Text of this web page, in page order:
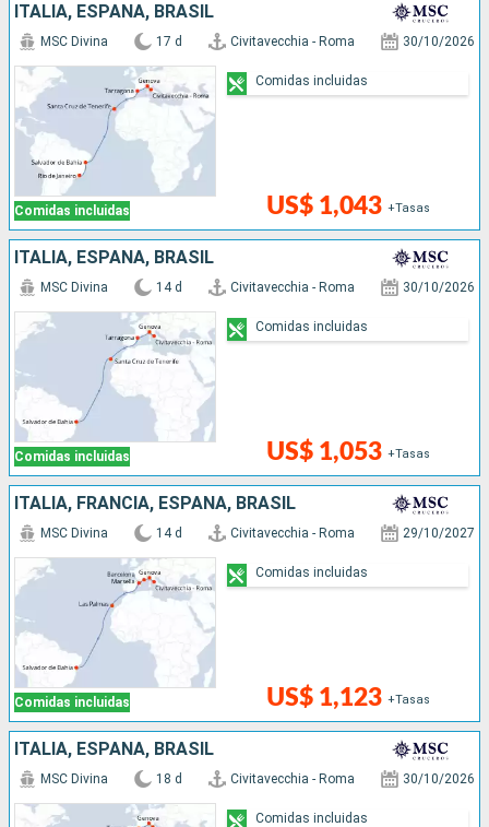
ITALIA, ESPAÑA, BRASIL
Comidas incluidas
MSC Divina 17 d Civitavecchia - Roma 30/10/2026
US$ 1,043 +Tasas
Comidas incluidas
ITALIA, ESPAÑA, BRASIL
Comidas incluidas
MSC Divina 14 d Civitavecchia - Roma 30/10/2026
US$ 1,053 +Tasas
Comidas incluidas
ITALIA, FRANCIA, ESPAÑA, BRASIL
Comidas incluidas
MSC Divina 14 d Civitavecchia - Roma 29/10/2027
US$ 1,123 +Tasas
Comidas incluidas
ITALIA, ESPAÑA, BRASIL
MSC Divina 18 d Civitavecchia - Roma 30/10/2026
Comidas incluidas